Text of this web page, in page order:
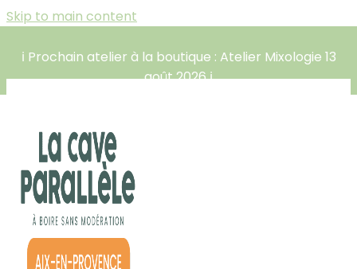
Skip to main content
ℹ️ Prochain atelier à la boutique : Atelier Mixologie 13
août 2026 ℹ️